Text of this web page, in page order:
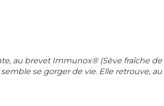
au brevet Immunox® (Sève fraîche de
se gorger de vie. Elle retrouve, au